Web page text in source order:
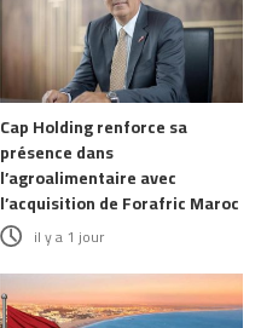
Cap Holding renforce sa
présence dans
l’agroalimentaire avec
l’acquisition de Forafric Maroc
il y a 1 jour